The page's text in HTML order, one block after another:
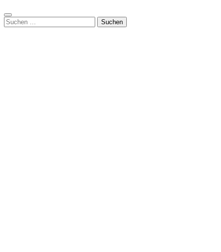
Suchen
nach: